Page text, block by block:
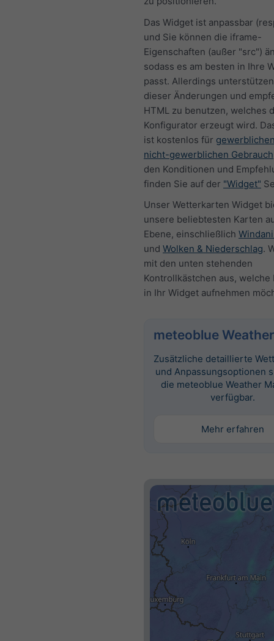
Das Widget ist anpassbar
und Sie können die iframe-
Eigenschaften (außer "src")
sodass es am besten in Ihre
passt. Allerdings
dieser Änderungen und
HTML zu benutzen, welches
Konfigurator erzeugt wird.
ist kostenlos für
nicht-gewerblichen Gebrauch
den Konditionen und
finden Sie auf der "Widget"
Unser Wetterkarten Widget
unsere beliebtesten Karten
Ebene, einschließlich
und Wolken & Niederschlag.
mit den unten stehenden
Kontrollkästchen aus, welche
in Ihr Widget aufnehmen
meteoblue
Zusätzliche detaillierte
und Anpassungsoptionen
die meteoblue Weather
verfügbar.
Mehr erfahren